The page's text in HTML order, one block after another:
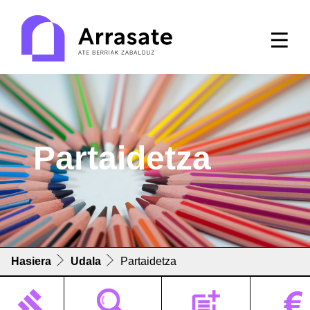
Partaidetza
Hasiera Udala Partaidetza